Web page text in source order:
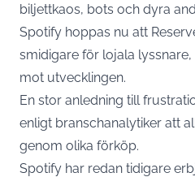
biljettkaos, bots och dyra
Spotify hoppas nu att
smidigare för lojala
mot utvecklingen.
En stor anledning till
enligt branschanalytiker att
genom olika förköp.
Spotify har redan tidigare